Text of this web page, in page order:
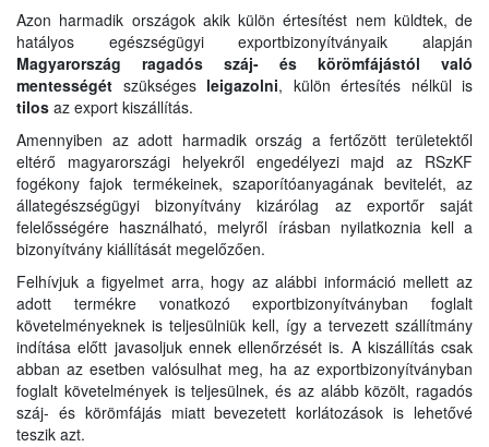
Azon harmadik országok akik külön értesítést nem küldtek, de
hatályos egészségügyi exportbizonyítványaik alapján
Magyarország ragadós száj- és körömfájástól való
mentességét szükségesleigazolni, külön értesítés nélkül is
tilos az export kiszállítás.
Amennyiben az adott harmadik ország a fertőzött területektől
eltérő magyarországi helyekről engedélyezi majd az RSzKF
fogékony fajok termékeinek, szaporítóanyagának bevitelét, az
állategészségügyi bizonyítvány kizárólag az exportőr saját
felelősségére használható, melyről írásban nyilatkoznia kell a
bizonyítvány kiállítását megelőzően.
Felhívjuk a figyelmet arra, hogy az alábbi információ mellett az
adott termékre vonatkozó exportbizonyítványban foglalt
követelményeknek is teljesülniük kell, így a tervezett szállítmány
indítása előtt javasoljuk ennek ellenőrzését is. A kiszállítás csak
abban az esetben valósulhat meg, ha az exportbizonyítványban
foglalt követelmények is teljesülnek, és az alább közölt, ragadós
száj- és körömfájás miatt bevezetett korlátozások is lehetővé
teszik azt.